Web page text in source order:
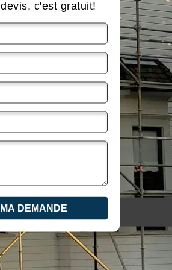
devis, c'est gratuit!